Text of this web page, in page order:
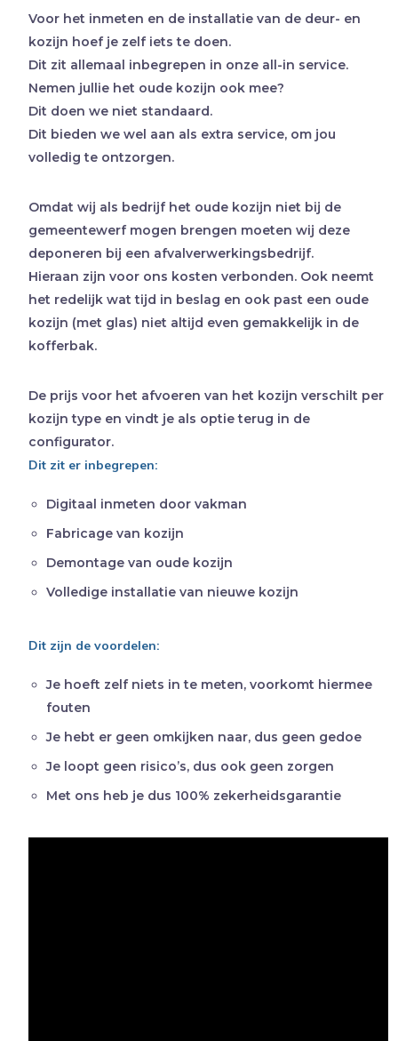
Voor het inmeten en de installatie van de deur- en
kozijn hoef je zelf iets te doen.
Dit zit allemaal inbegrepen in onze all-in service.
Nemen jullie het oude kozijn ook mee?
Dit doen we niet standaard.
Dit bieden we wel aan als extra service, om jou
volledig te ontzorgen.
Omdat wij als bedrijf het oude kozijn niet bij de
gemeentewerf mogen brengen moeten wij deze
deponeren bij een afvalverwerkingsbedrijf.
Hieraan zijn voor ons kosten verbonden. Ook neemt
het redelijk wat tijd in beslag en ook past een oude
kozijn (met glas) niet altijd even gemakkelijk in de
kofferbak.
De prijs voor het afvoeren van het kozijn verschilt per
kozijn type en vindt je als optie terug in de
configurator.
Dit zit er inbegrepen:
Digitaal inmeten door vakman
Fabricage van kozijn
Demontage van oude kozijn
Volledige installatie van nieuwe kozijn
Dit zijn de voordelen:
Je hoeft zelf niets in te meten, voorkomt hiermee
fouten
Je hebt er geen omkijken naar, dus geen gedoe
Je loopt geen risico’s, dus ook geen zorgen
Met ons heb je dus 100% zekerheidsgarantie